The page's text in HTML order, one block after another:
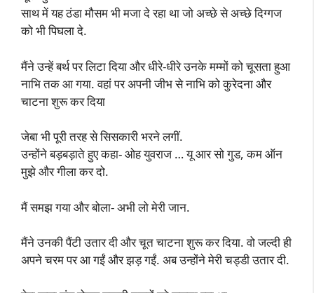
साथ में यह ठंडा मौसम भी मजा दे रहा था जो अच्छे से अच्छे दिग्गज
को भी पिघला दे.
मैंने उन्हें बर्थ पर लिटा दिया और धीरे-धीरे उनके मम्मों को चूसता हुआ
नाभि तक आ गया. वहां पर अपनी जीभ से नाभि को कुरेदना और
चाटना शुरू कर दिया
जेबा भी पूरी तरह से सिसकारी भरने लगीं.
उन्होंने बड़बड़ाते हुए कहा- ओह युवराज … यू आर सो गुड, कम ऑन
मुझे और गीला कर दो.
मैं समझ गया और बोला- अभी लो मेरी जान.
मैंने उनकी पैंटी उतार दी और चूत चाटना शुरू कर दिया. वो जल्दी ही
अपने चरम पर आ गईं और झड़ गईं. अब उन्होंने मेरी चड्डी उतार दी.